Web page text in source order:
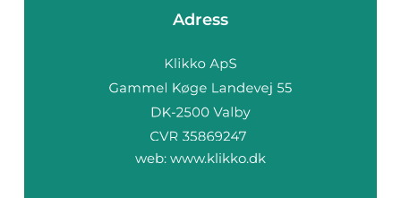
Adress
web: www.klikko.dk